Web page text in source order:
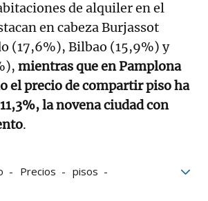
de alquiler en el
en cabeza Burjassot
(17,6%), Bilbao (15,9%) y
mientras que en Pamplona
el precio de compartir piso ha
la novena ciudad con
.
Precios
pisos